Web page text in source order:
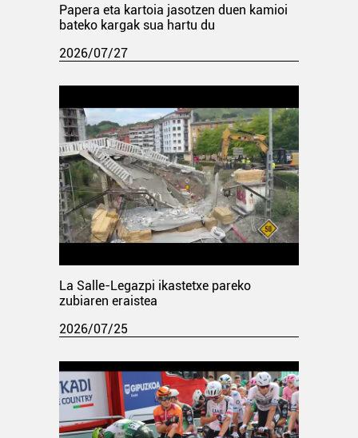
Papera eta kartoia jasotzen duen kamioi
bateko kargak sua hartu du
2026/07/27
La Salle-Legazpi ikastetxe pareko
zubiaren eraistea
2026/07/25